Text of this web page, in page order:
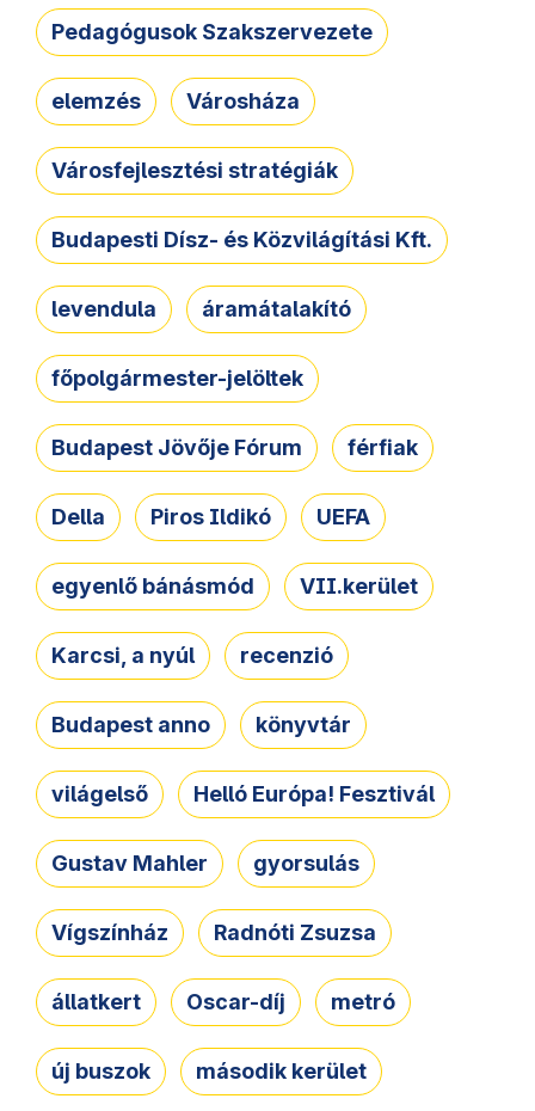
Pedagógusok Szakszervezete
elemzés Városháza
Városfejlesztési stratégiák
Budapesti Dísz- és Közvilágítási Kft.
levendula áramátalakító
főpolgármester-jelöltek
Budapest Jövője Fórum férfiak
Della Piros Ildikó UEFA
egyenlő bánásmód VII.kerület
Karcsi, a nyúl recenzió
Budapest anno könyvtár
világelső Helló Európa! Fesztivál
Gustav Mahler gyorsulás
Vígszínház Radnóti Zsuzsa
állatkert Oscar-díj metró
új buszok második kerület